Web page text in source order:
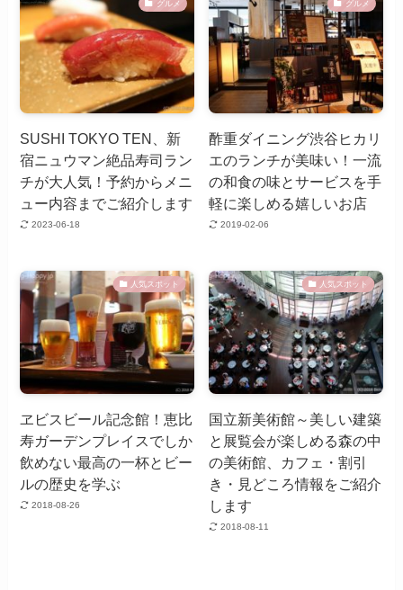
グルメ
SUSHI TOKYO TEN、新
宿ニュウマン絶品寿司ラン
チが大人気！予約からメニ
ュー内容までご紹介します
2023-06-18
グルメ
酢重ダイニング渋谷ヒカリ
エのランチが美味い！一流
の和食の味とサービスを手
軽に楽しめる嬉しいお店
2019-02-06
人気スポット
ヱビスビール記念館！恵比
寿ガーデンプレイスでしか
飲めない最高の一杯とビー
ルの歴史を学ぶ
2018-08-26
人気スポット
国立新美術館～美しい建築
と展覧会が楽しめる森の中
の美術館、カフェ・割引
き・見どころ情報をご紹介
します
2018-08-11